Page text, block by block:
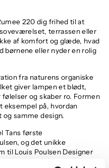
220 dig frihed til at
terrassen eller
af komfort og glæde, hvad
børnene eller nyder en rolig
fra naturens organiske
giver lampen et blødt,
og skaber ro. Formen
eksempel på, hvordan
og samme design.
Tans første
og det unikke
til Louis Poulsen Designer
lampe, der kombinerer